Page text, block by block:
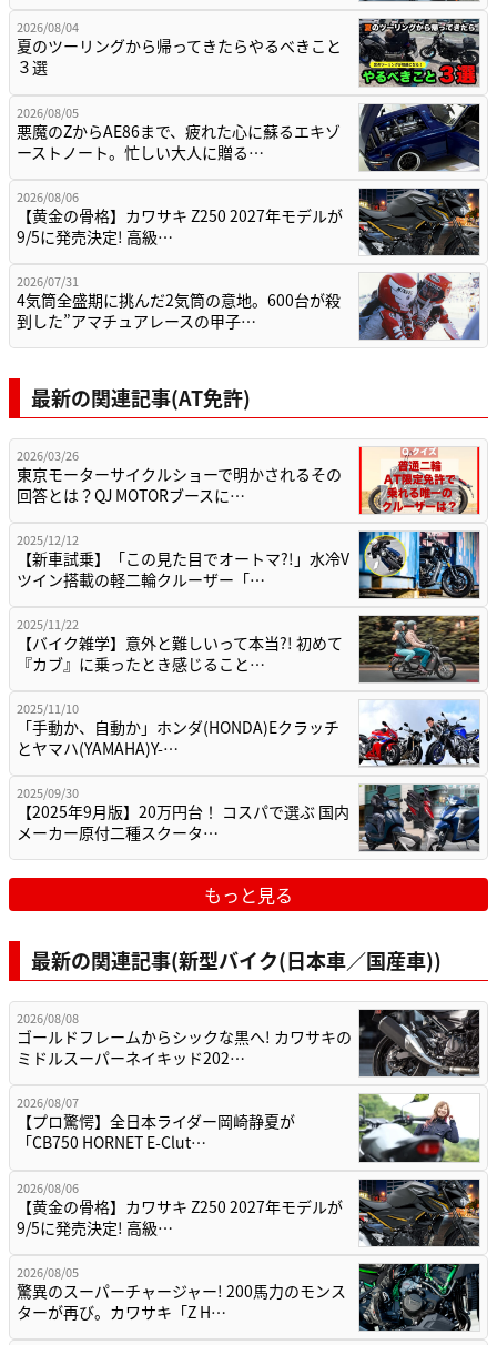
2026/08/04
夏のツーリングから帰ってきたらやるべきこと
３選
2026/08/05
悪魔のZからAE86まで、疲れた心に蘇るエキゾ
ーストノート。忙しい大人に贈る…
2026/08/06
【黄金の骨格】カワサキ Z250 2027年モデルが
9/5に発売決定! 高級…
2026/07/31
4気筒全盛期に挑んだ2気筒の意地。600台が殺
到した”アマチュアレースの甲子…
最新の関連記事(AT免許)
2026/03/26
東京モーターサイクルショーで明かされるその
回答とは？QJ MOTORブースに…
2025/12/12
【新車試乗】「この見た目でオートマ?!」水冷V
ツイン搭載の軽二輪クルーザー「…
2025/11/22
【バイク雑学】意外と難しいって本当?! 初めて
『カブ』に乗ったとき感じること…
2025/11/10
「手動か、自動か」ホンダ(HONDA)Eクラッチ
とヤマハ(YAMAHA)Y-…
2025/09/30
【2025年9月版】20万円台！ コスパで選ぶ 国内
メーカー原付二種スクータ…
もっと見る
最新の関連記事(新型バイク(日本車／国産車))
2026/08/08
ゴールドフレームからシックな黒へ! カワサキの
ミドルスーパーネイキッド202…
2026/08/07
【プロ驚愕】全日本ライダー岡崎静夏が
「CB750 HORNET E-Clut…
2026/08/06
【黄金の骨格】カワサキ Z250 2027年モデルが
9/5に発売決定! 高級…
2026/08/05
驚異のスーパーチャージャー! 200馬力のモンス
ターが再び。カワサキ「Z H…